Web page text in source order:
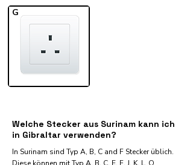
G
Welche Stecker aus Surinam kann ich
in Gibraltar verwenden?
In Surinam sind Typ A, B, C and F Stecker üblich.